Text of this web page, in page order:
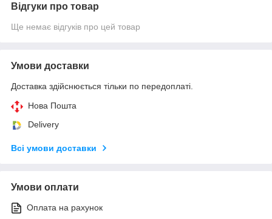
Відгуки про товар
Ще немає відгуків про цей товар
Умови доставки
Доставка здійснюється тільки по передоплаті.
Нова Пошта
Delivery
Всі умови доставки
Умови оплати
Оплата на рахунок